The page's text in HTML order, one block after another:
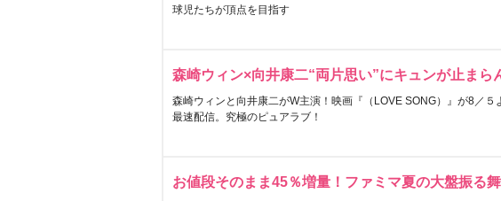
球児たちが頂点を目指す
森崎ウィン×向井康二“両片思い”にキュンが止まら
森崎ウィンと向井康二がW主演！映画『（LOVE SONG）』が8／５
最速配信。究極のピュアラブ！
お値段そのまま45％増量！ファミマ夏の大盤振る